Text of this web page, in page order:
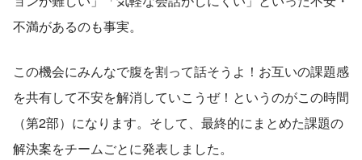
不満があるのも事実。
この機会にみんなで腹を割って話そうよ！お互いの課題感
を共有して不安を解消していこうぜ！というのがこの時間
（第2部）になります。そして、最終的にまとめた課題の
解決案をチームごとに発表しました。